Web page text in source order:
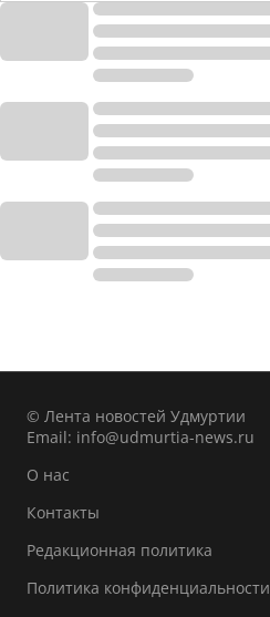
© Лента новостей Удмуртии
Email: info@udmurtia-news.ru
О нас
Контакты
Редакционная политика
Политика конфиденциальности